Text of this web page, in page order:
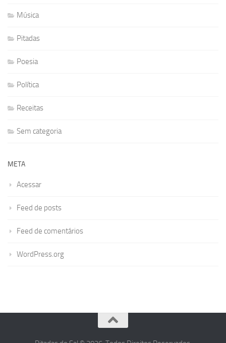
Música
Pitadas
Poesia
Política
Receitas
Sem categoria
META
Acessar
Feed de posts
Feed de comentários
WordPress.org